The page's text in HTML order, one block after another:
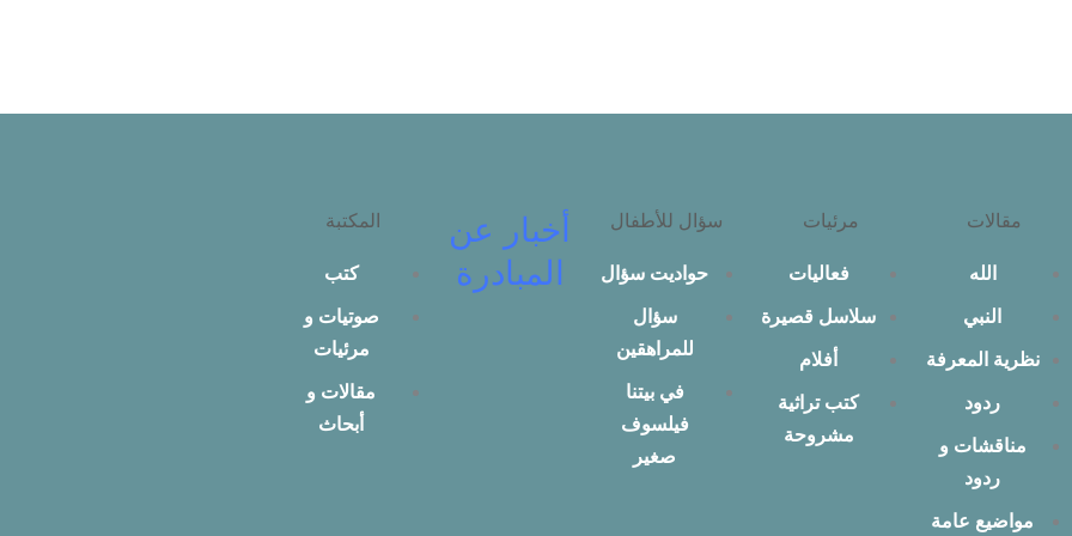
مقالات
الله
النبي
نظرية المعرفة
ردود
مناقشات و
ردود
مواضيع عامة
مرئيات
فعاليات
سلاسل قصيرة
أفلام
كتب تراثية
مشروحة
سؤال للأطفال
حواديت سؤال
سؤال
للمراهقين
في بيتنا
فيلسوف
صغير
أخبار عن
المبادرة
المكتبة
كتب
صوتيات و
مرئيات
مقالات و
أبحاث